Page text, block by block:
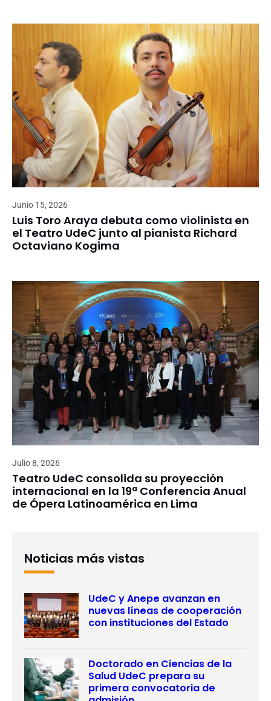
Junio 15, 2026
Luis Toro Araya debuta como violinista en
el Teatro UdeC junto al pianista Richard
Octaviano Kogima
Julio 8, 2026
Teatro UdeC consolida su proyección
internacional en la 19ª Conferencia Anual
de Ópera Latinoamérica en Lima
Noticias más vistas
UdeC y Anepe avanzan en
nuevas líneas de cooperación
con instituciones del Estado
Doctorado en Ciencias de la
Salud UdeC prepara su
primera convocatoria de